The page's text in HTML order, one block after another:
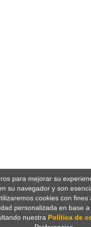
para mejorar su
su navegador y son
cookies con
personalizada en base
nuestra Política de